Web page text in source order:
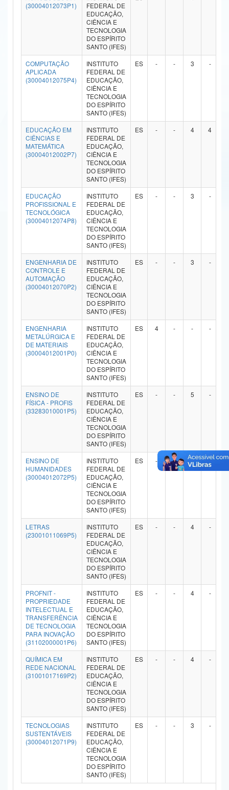
Ministério da Ciência, Tecnologia, Inovações e Comunicações
Ministério do Turismo
Ministério do Desenvolvimento Regional
Ministério da Mulher, da Família e dos Direitos Humanos
Secretaria-Geral
Secretaria de Governo
Gabinete de Segurança Institucional
Advocacia-Geral da União
Banco Central do Brasil
(30004012073P1)
FEDERAL DE
EDUCAÇÃO,
CIÊNCIA E
TECNOLOGIA
DO ESPÍRITO
SANTO (IFES)
COMPUTAÇÃO
APLICADA
(30004012075P4)
INSTITUTO
FEDERAL DE
EDUCAÇÃO,
CIÊNCIA E
TECNOLOGIA
DO ESPÍRITO
SANTO (IFES)
ES - - 3 -
EDUCAÇÃO EM
CIÊNCIAS E
MATEMÁTICA
(30004012002P7)
INSTITUTO
FEDERAL DE
EDUCAÇÃO,
CIÊNCIA E
TECNOLOGIA
DO ESPÍRITO
SANTO (IFES)
ES - - 4 4
EDUCAÇÃO
PROFISSIONAL E
TECNOLÓGICA
(30004012074P8)
INSTITUTO
FEDERAL DE
EDUCAÇÃO,
CIÊNCIA E
TECNOLOGIA
DO ESPÍRITO
SANTO (IFES)
ES - - 3 -
ENGENHARIA DE
CONTROLE E
AUTOMAÇÃO
(30004012070P2)
INSTITUTO
FEDERAL DE
EDUCAÇÃO,
CIÊNCIA E
TECNOLOGIA
DO ESPÍRITO
SANTO (IFES)
ES - - 3 -
ENGENHARIA
METALÚRGICA E
DE MATERIAIS
(30004012001P0)
INSTITUTO
FEDERAL DE
EDUCAÇÃO,
CIÊNCIA E
TECNOLOGIA
DO ESPÍRITO
SANTO (IFES)
ES 4 - - -
ENSINO DE
FÍSICA - PROFIS
(33283010001P5)
INSTITUTO
FEDERAL DE
EDUCAÇÃO,
CIÊNCIA E
TECNOLOGIA
DO ESPÍRITO
SANTO (IFES)
ES - - 5 -
ENSINO DE
HUMANIDADES
(30004012072P5)
INSTITUTO
FEDERAL DE
EDUCAÇÃO,
CIÊNCIA E
TECNOLOGIA
DO ESPÍRITO
SANTO (IFES)
ES - - 4 -
LETRAS
(23001011069P5)
INSTITUTO
FEDERAL DE
EDUCAÇÃO,
CIÊNCIA E
TECNOLOGIA
DO ESPÍRITO
SANTO (IFES)
ES - - 4 -
PROFNIT -
PROPRIEDADE
INTELECTUAL E
TRANSFERÊNCIA
DE TECNOLOGIA
PARA INOVAÇÃO
(31102000001P6)
INSTITUTO
FEDERAL DE
EDUCAÇÃO,
CIÊNCIA E
TECNOLOGIA
DO ESPÍRITO
SANTO (IFES)
ES - - 4 -
QUÍMICA EM
REDE NACIONAL
(31001017169P2)
INSTITUTO
FEDERAL DE
EDUCAÇÃO,
CIÊNCIA E
TECNOLOGIA
DO ESPÍRITO
SANTO (IFES)
ES - - 4 -
TECNOLOGIAS
SUSTENTÁVEIS
(30004012071P9)
INSTITUTO
FEDERAL DE
EDUCAÇÃO,
CIÊNCIA E
TECNOLOGIA
DO ESPÍRITO
SANTO (IFES)
ES - - 3 -